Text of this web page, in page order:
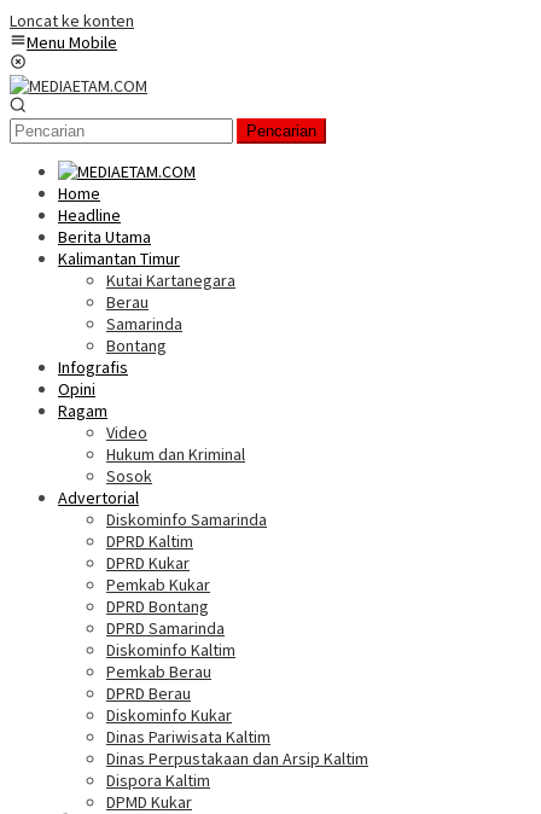
Loncat ke konten
Menu Mobile
Pencarian
Home
Headline
Berita Utama
Kalimantan Timur
Kutai Kartanegara
Berau
Samarinda
Bontang
Infografis
Opini
Ragam
Video
Hukum dan Kriminal
Sosok
Advertorial
Diskominfo Samarinda
DPRD Kaltim
DPRD Kukar
Pemkab Kukar
DPRD Bontang
DPRD Samarinda
Diskominfo Kaltim
Pemkab Berau
DPRD Berau
Diskominfo Kukar
Dinas Pariwisata Kaltim
Dinas Perpustakaan dan Arsip Kaltim
Dispora Kaltim
DPMD Kukar